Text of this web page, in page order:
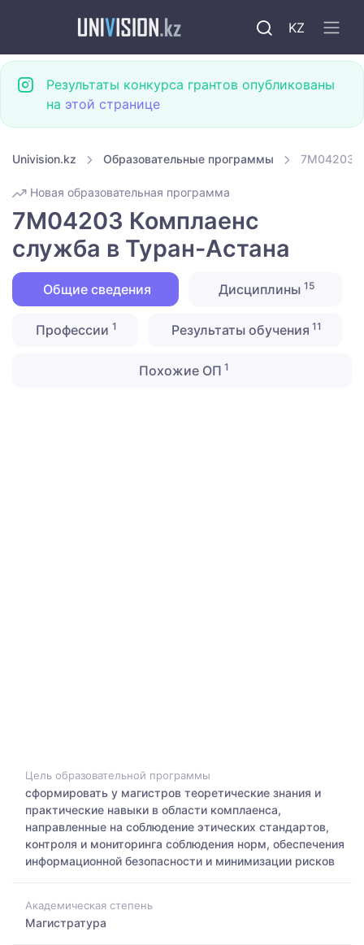
KZ
Результаты конкурса грантов опубликованы
на этой странице
Univision.kz Образовательные программы 7M04203
Новая образовательная программа
7M04203 Комплаенс
служба в Туран-Астана
Общие сведения Дисциплины15
Профессии1 Результаты обучения 11
Похожие ОП 1
Цель образовательной программы
сформировать у магистров теоретические знания и
практические навыки в области комплаенса,
направленные на соблюдение этических стандартов,
контроля и мониторинга соблюдения норм, обеспечения
информационной безопасности и минимизации рисков
Академическая степень
Магистратура